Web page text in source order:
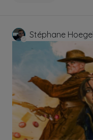
Stéphane Hoegel